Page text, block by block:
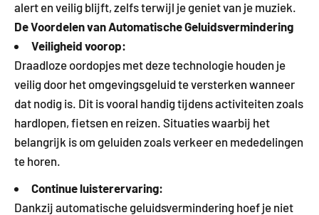
alert en veilig blijft, zelfs terwijl je geniet van je muziek.
De Voordelen van Automatische Geluidsvermindering
Veiligheid voorop:
Draadloze oordopjes met deze technologie houden je
veilig door het omgevingsgeluid te versterken wanneer
dat nodig is. Dit is vooral handig tijdens activiteiten zoals
hardlopen, fietsen en reizen. Situaties waarbij het
belangrijk is om geluiden zoals verkeer en mededelingen
te horen.
Continue luisterervaring:
Dankzij automatische geluidsvermindering hoef je niet